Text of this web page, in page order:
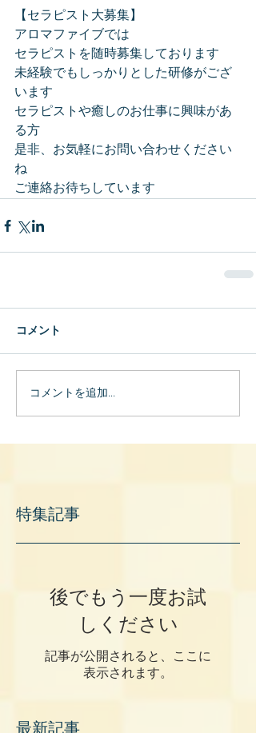
【セラピスト大募集】
アロマファイブでは
セラピストを随時募集しております
未経験でもしっかりとした研修がござ
います
セラピストや癒しのお仕事に興味があ
る方
是非、お気軽にお問い合わせください
ね
ご連絡お待ちしています
コメント
コメントを追加…
特集記事
後でもう一度お試
しください
記事が公開されると、ここに
表示されます。